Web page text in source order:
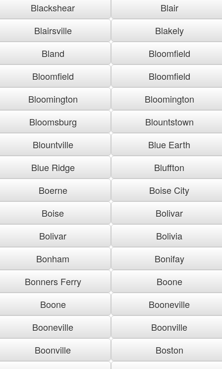
Blackshear
Blair
Blairsville
Blakely
Bland
Bloomfield
Bloomfield
Bloomfield
Bloomington
Bloomington
Bloomsburg
Blountstown
Blountville
Blue Earth
Blue Ridge
Bluffton
Boerne
Boise City
Boise
Bolivar
Bolivar
Bolivia
Bonham
Bonifay
Bonners Ferry
Boone
Boone
Booneville
Booneville
Boonville
Boonville
Boston